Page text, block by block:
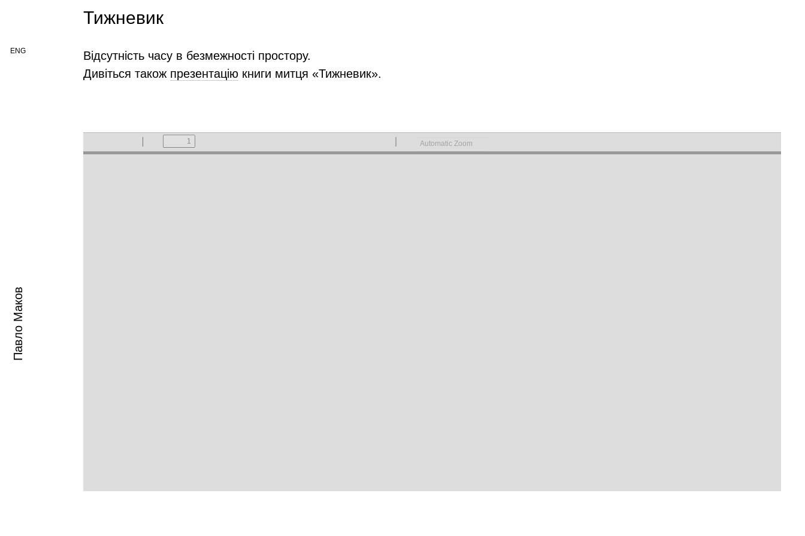
Тижневик
ENG
Павло Маков
Відсутність часу в безмежності простору.
Дивіться також презентацію книги митця «Тижневик».